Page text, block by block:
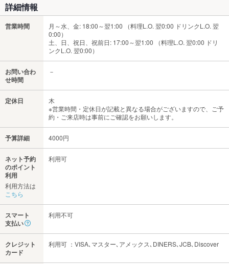
詳細情報
営業時間
月～水、金: 18:00～翌1:00 （料理L.O. 翌0:00 ドリンクL.O. 翌
0:00）
土、日、祝日、祝前日: 17:00～翌1:00 （料理L.O. 翌0:00 ドリ
ンクL.O. 翌0:00）
お問い合わ
せ時間
－
定休日
木
※営業時間・定休日が記載と異なる場合がございますので、ご予
約・ご来店時は事前にご確認をお願いします。
予算詳細 4000円
ネット予約
のポイント
利用
利用方法は
こちら
利用可
スマート
支払い
利用不可
クレジット
カード
利用可 ：VISA､マスター､アメックス､DINERS､JCB､Discover